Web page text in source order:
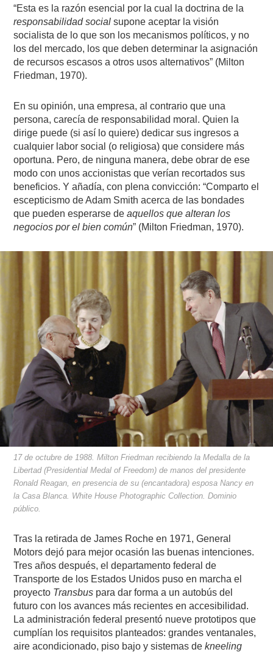
“Esta es la razón esencial por la cual la doctrina de la
responsabilidad social supone aceptar la visión
socialista de lo que son los mecanismos políticos, y no
los del mercado, los que deben determinar la asignación
de recursos escasos a otros usos alternativos” (Milton
Friedman, 1970).
En su opinión, una empresa, al contrario que una
persona, carecía de responsabilidad moral. Quien la
dirige puede (si así lo quiere) dedicar sus ingresos a
cualquier labor social (o religiosa) que considere más
oportuna. Pero, de ninguna manera, debe obrar de ese
modo con unos accionistas que verían recortados sus
beneficios. Y añadía, con plena convicción: “Comparto el
escepticismo de Adam Smith acerca de las bondades
que pueden esperarse deaquellos que alteran los
negocios por el bien común” (Milton Friedman, 1970).
17 de octubre de 1988. Milton Friedman recibiendo la Medalla de la
Libertad (Presidential Medal of Freedom) de manos del presidente
Ronald Reagan, en presencia de su (encantadora) esposa Nancy en
la Casa Blanca. White House Photographic Collection. Dominio
público.
Tras la retirada de James Roche en 1971, General
Motors dejó para mejor ocasión las buenas intenciones.
Tres años después, el departamento federal de
Transporte de los Estados Unidos puso en marcha el
proyecto Transbus para dar forma a un autobús del
futuro con los avances más recientes en accesibilidad.
La administración federal presentó nueve prototipos que
cumplían los requisitos planteados: grandes ventanales,
aire acondicionado, piso bajo y sistemas dekneeling